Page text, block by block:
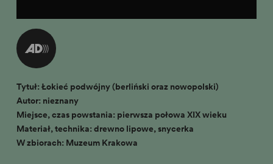
Tytuł: Łokieć podwójny (berliński oraz nowopolski)
Autor: nieznany
Miejsce, czas powstania: pierwsza połowa XIX wieku
Materiał, technika: drewno lipowe, snycerka
W zbiorach: Muzeum Krakowa